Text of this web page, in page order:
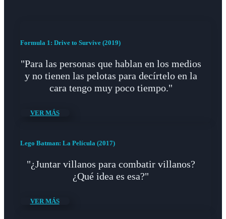
Formula 1: Drive to Survive (2019)
"Para las personas que hablan en los medios
y no tienen las pelotas para decírtelo en la
cara tengo muy poco tiempo."
VER MÁS
Lego Batman: La Película (2017)
"¿Juntar villanos para combatir villanos?
¿Qué idea es esa?"
VER MÁS